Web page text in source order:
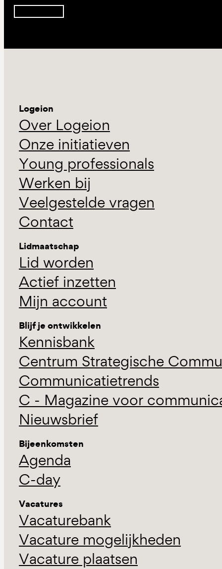
Logeion
Over Logeion
Onze initiatieven
Young professionals
Werken bij
Veelgestelde vragen
Contact
Lidmaatschap
Lid worden
Actief inzetten
Mijn account
Blijf je ontwikkelen
Kennisbank
Centrum Strategische
Communicatietrends
C - Magazine voor
Nieuwsbrief
Bijeenkomsten
Agenda
C-day
Vacatures
Vacaturebank
Vacature mogelijkheden
Vacature plaatsen